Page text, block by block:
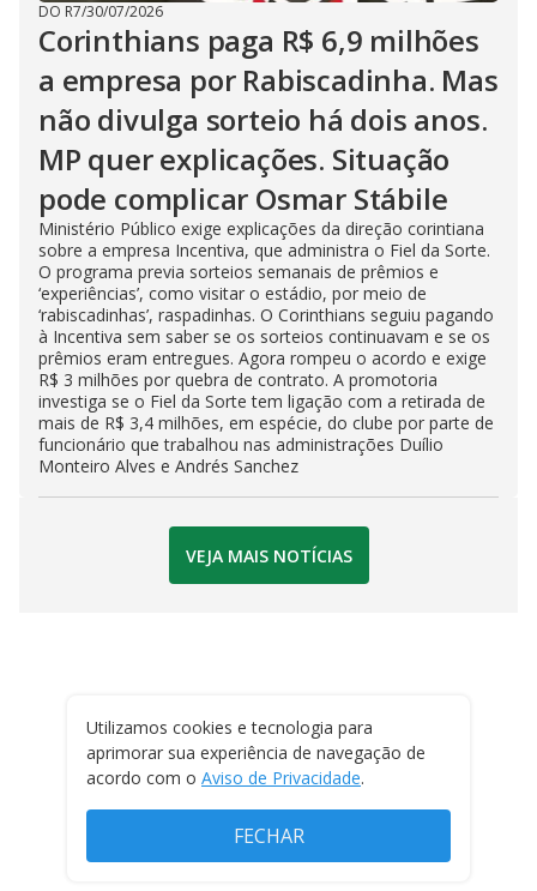
DO R7/30/07/2026
Corinthians paga R$ 6,9 milhões
a empresa por Rabiscadinha. Mas
não divulga sorteio há dois anos.
MP quer explicações. Situação
pode complicar Osmar Stábile
Ministério Público exige explicações da direção corintiana
sobre a empresa Incentiva, que administra o Fiel da Sorte.
O programa previa sorteios semanais de prêmios e
‘experiências’, como visitar o estádio, por meio de
‘rabiscadinhas’, raspadinhas. O Corinthians seguiu pagando
à Incentiva sem saber se os sorteios continuavam e se os
prêmios eram entregues. Agora rompeu o acordo e exige
R$ 3 milhões por quebra de contrato. A promotoria
investiga se o Fiel da Sorte tem ligação com a retirada de
mais de R$ 3,4 milhões, em espécie, do clube por parte de
funcionário que trabalhou nas administrações Duílio
Monteiro Alves e Andrés Sanchez
VEJA MAIS NOTÍCIAS
Utilizamos cookies e tecnologia para
aprimorar sua experiência de navegação de
acordo com o Aviso de Privacidade.
FECHAR